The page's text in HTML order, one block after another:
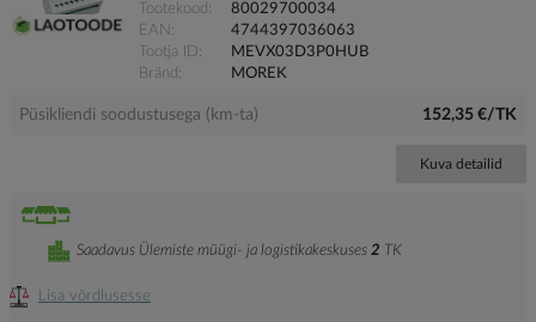
Tootekood
80029700034
EAN
4744397036063
Tootja ID
MEVX03D3P0HUB
Bränd
MOREK
Püsikliendi soodustusega (km-ta) 152,35 €/TK
Kuva detailid
Lisa võrdlusesse
Saadavus Ülemiste müügi- ja logistikakeskuses 2 TK